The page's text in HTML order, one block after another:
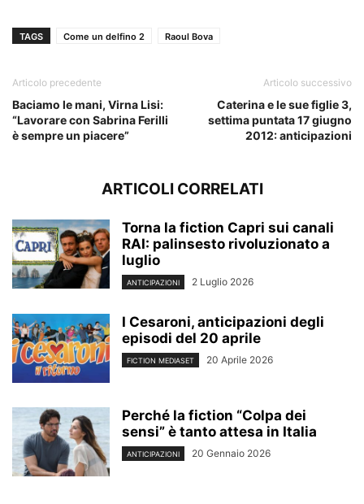
TAGS Come un delfino 2 Raoul Bova
Articolo precedente
Baciamo le mani, Virna Lisi:
“Lavorare con Sabrina Ferilli
è sempre un piacere”
Articolo successivo
Caterina e le sue figlie 3,
settima puntata 17 giugno
2012: anticipazioni
ARTICOLI CORRELATI
Torna la fiction Capri sui canali
RAI: palinsesto rivoluzionato a
luglio
ANTICIPAZIONI 2 Luglio 2026
I Cesaroni, anticipazioni degli
episodi del 20 aprile
FICTION MEDIASET 20 Aprile 2026
Perché la fiction “Colpa dei
sensi” è tanto attesa in Italia
ANTICIPAZIONI 20 Gennaio 2026